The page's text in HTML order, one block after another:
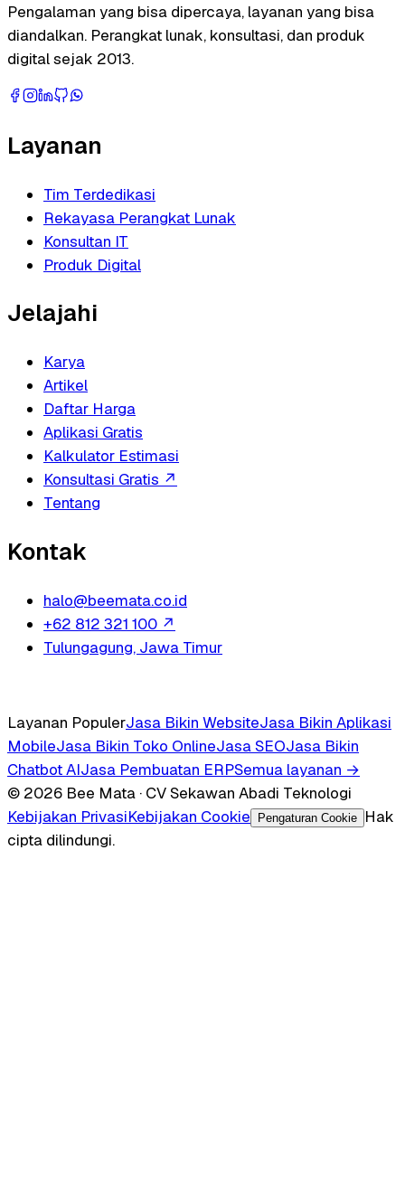
Pengalaman yang bisa dipercaya, layanan yang bisa
diandalkan. Perangkat lunak, konsultasi, dan produk
digital sejak 2013.
Layanan
Tim Terdedikasi
Rekayasa Perangkat Lunak
Konsultan IT
Produk Digital
Jelajahi
Karya
Artikel
Daftar Harga
Aplikasi Gratis
Kalkulator Estimasi
Konsultasi Gratis ↗
Tentang
Kontak
halo@beemata.co.id
+62 812 321 100 ↗
Tulungagung, Jawa Timur
Layanan PopulerJasa Bikin WebsiteJasa Bikin Aplikasi
MobileJasa Bikin Toko OnlineJasa SEOJasa Bikin
Chatbot AIJasa Pembuatan ERPSemua layanan →
© 2026 Bee Mata · CV Sekawan Abadi Teknologi
Kebijakan PrivasiKebijakan Cookie Pengaturan Cookie
Hak
cipta dilindungi.